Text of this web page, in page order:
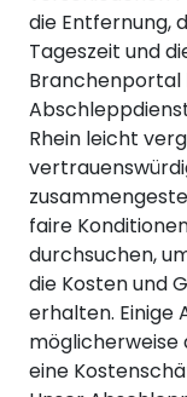
die Entfernung,
Tageszeit und
Branchenportal
Rhein leicht
faire
durchsuchen,
die Kosten und
erhalten.
möglicherweise
eine